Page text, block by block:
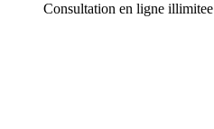
Consultation en ligne illimitee